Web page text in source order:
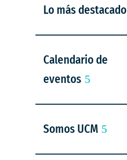
Lo más destacado
Calendario de
eventos
Somos UCM